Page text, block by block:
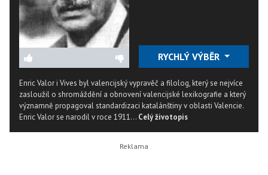
RYCHLÝ VÝBĚR
Enric Valor i Vives byl valencijský vypravěč a filolog, který se nejvíce
zasloužil o shromáždění a obnovení valencijské lexikografie a který
významně propagoval standardizaci katalánštiny v oblasti Valencie.
Enric Valor se narodil v roce 1911... Celý životopis